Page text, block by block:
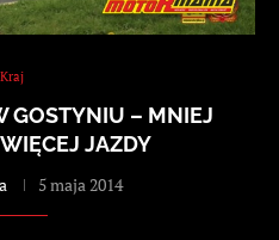
Kraj
GOSTYNIU – MNIEJ
JAZDY
5 maja 2014